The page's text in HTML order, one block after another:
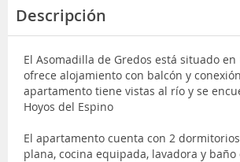
Descripción
El Asomadilla de Gredos está situado en
ofrece alojamiento con balcón y
apartamento tiene vistas al río y se
Hoyos del Espino
El apartamento cuenta con 2
plana, cocina equipada, lavadora y baño